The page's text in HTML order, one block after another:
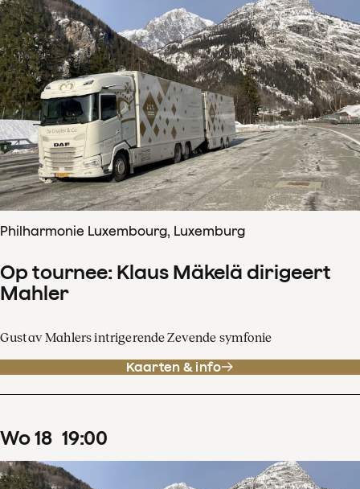
Philharmonie Luxembourg, Luxemburg
Op tournee: Klaus Mäkelä dirigeert
Mahler
Gustav Mahlers intrigerende Zevende symfonie
Kaarten & info
wo18 19:00